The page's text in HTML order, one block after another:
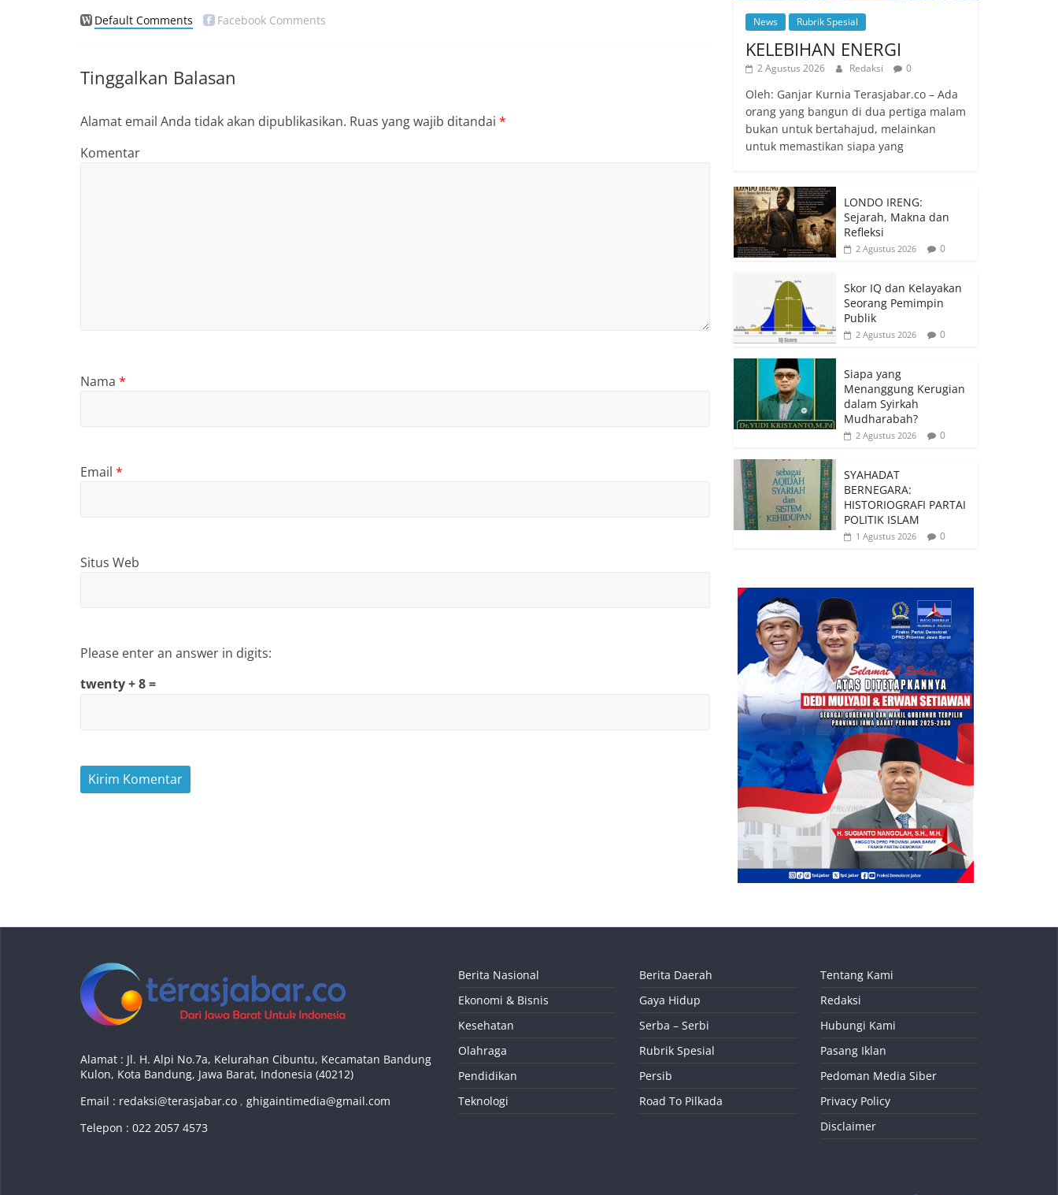
Default Comments Facebook Comments
Tinggalkan Balasan
Alamat email Anda tidak akan dipublikasikan. Ruas yang wajib ditandai *
Komentar
Nama *
Email *
Situs Web
Please enter an answer in digits:
twenty + 8 =
News Rubrik Spesial
KELEBIHAN ENERGI
2 Agustus 2026 Redaksi 0
Oleh: Ganjar Kurnia Terasjabar.co – Ada
orang yang bangun di dua pertiga malam
bukan untuk bertahajud, melainkan
untuk memastikan siapa yang
LONDO IRENG:
Sejarah, Makna dan
Refleksi
2 Agustus 2026 0
Skor IQ dan Kelayakan
Seorang Pemimpin
Publik
2 Agustus 2026 0
Siapa yang
Menanggung Kerugian
dalam Syirkah
Mudharabah?
2 Agustus 2026 0
SYAHADAT
BERNEGARA:
HISTORIOGRAFI PARTAI
POLITIK ISLAM
1 Agustus 2026 0
Alamat : Jl. H. Alpi No.7a, Kelurahan Cibuntu, Kecamatan Bandung
Kulon, Kota Bandung, Jawa Barat, Indonesia (40212)
Email : redaksi@terasjabar.co , ghigaintimedia@gmail.com
Telepon : 022 2057 4573
Berita Nasional
Ekonomi & Bisnis
Kesehatan
Olahraga
Pendidikan
Teknologi
Berita Daerah
Gaya Hidup
Serba – Serbi
Rubrik Spesial
Persib
Road To Pilkada
Tentang Kami
Redaksi
Hubungi Kami
Pasang Iklan
Pedoman Media Siber
Privacy Policy
Disclaimer